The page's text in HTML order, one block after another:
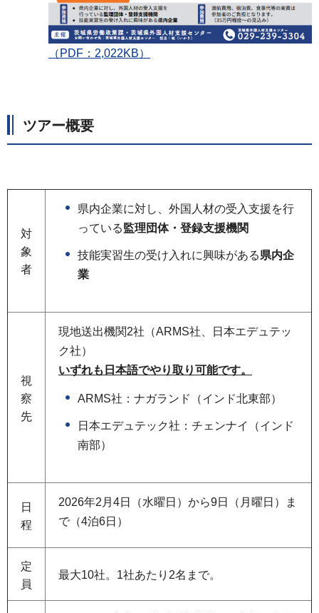
（PDF：2,022KB）
ツアー概要
対
象
者
県内企業に対し、外国人材の受入支援を行
っている監理団体・登録支援機関
技能実習生の受け入れに興味がある県内企
業
視
察
先
現地送出機関2社（ARMS社、日本エデュテッ
ク社）
いずれも日本語でやり取り可能です。
ARMS社：ナガランド（インド北東部）
日本エデュテック社：チェンナイ（インド
南部）
日
程
2026年2月4日（水曜日）から9日（月曜日）ま
で（4泊6日）
定
員
最大10社。1社あたり2名まで。